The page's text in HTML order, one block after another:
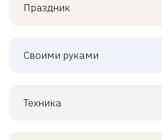
Праздник
Своими руками
Техника